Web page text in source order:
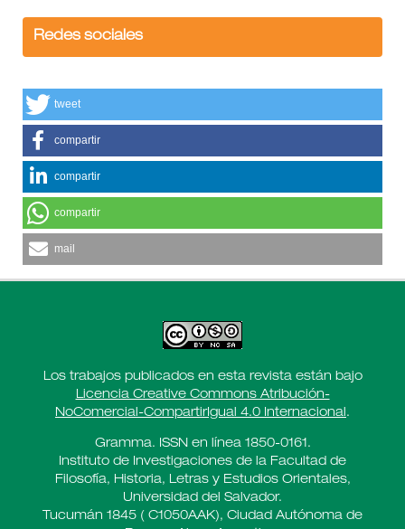
Redes sociales
tweet
compartir
compartir
compartir
mail
Los trabajos publicados en esta revista están bajo
Licencia Creative Commons Atribución-
NoComercial-CompartirIgual 4.0 Internacional.
Gramma. ISSN en línea 1850-0161.
Instituto de Investigaciones de la Facultad de
Filosofía, Historia, Letras y Estudios Orientales,
Universidad del Salvador.
Tucumán 1845 ( C1050AAK), Ciudad Autónoma de